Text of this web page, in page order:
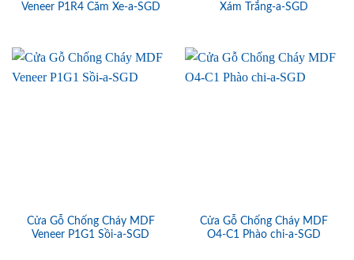
Veneer P1R4 Căm Xe-a-SGD
Xám Trắng-a-SGD
Cửa Gỗ Chống Cháy MDF
Veneer P1G1 Sồi-a-SGD
Cửa Gỗ Chống Cháy MDF
O4-C1 Phào chi-a-SGD